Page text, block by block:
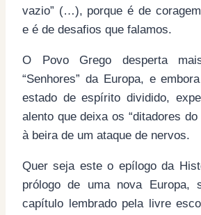
vazio” (…), porque é de
e é de desafios que falamos.
O Povo Grego desperta
“Senhores” da Europa, e
estado de espírito dividido,
alento que deixa os “ditadores do
à beira de um ataque de nervos.
Quer seja este o epílogo da
prólogo de uma nova Europa,
capítulo lembrado pela livre